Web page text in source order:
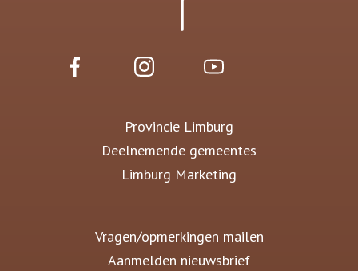
Provincie Limburg
Deelnemende gemeentes
Limburg Marketing
Vragen/opmerkingen mailen
Aanmelden nieuwsbrief